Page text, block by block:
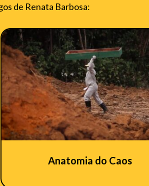
de Renata Barbosa:
Anatomia do Caos